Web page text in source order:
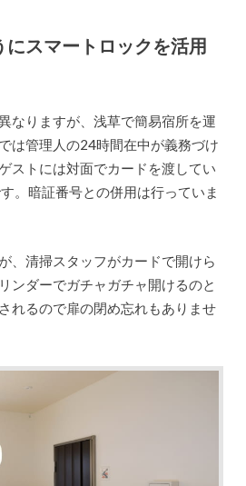
にスマートロックを活用
なりますが、浅草で簡易宿所を運
は管理人の24時間在中が義務づけ
ストには対面でカードを渡してい
。暗証番号との併用は行っていま
、清掃スタッフがカードで開けら
ンダーでガチャガチャ開けるのと
れるので扉の閉め忘れもありませ